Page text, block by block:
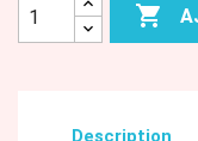

Description